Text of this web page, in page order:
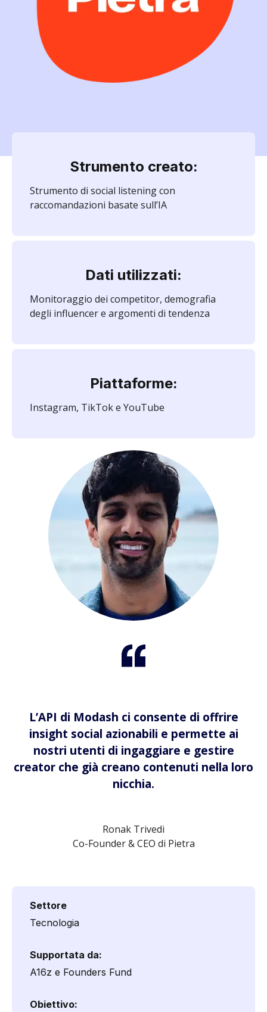
Strumento creato:
Strumento di social listening con
raccomandazioni basate sull’IA
Dati utilizzati:
Monitoraggio dei competitor, demografia
degli influencer e argomenti di tendenza
Piattaforme:
Instagram, TikTok e YouTube
L’API di Modash ci consente di offrire
insight social azionabili e permette ai
nostri utenti di ingaggiare e gestire
creator che già creano contenuti nella loro
nicchia.
Ronak Trivedi
Co-Founder & CEO di Pietra
Settore
Tecnologia
Supportata da:
A16z e Founders Fund
Obiettivo: